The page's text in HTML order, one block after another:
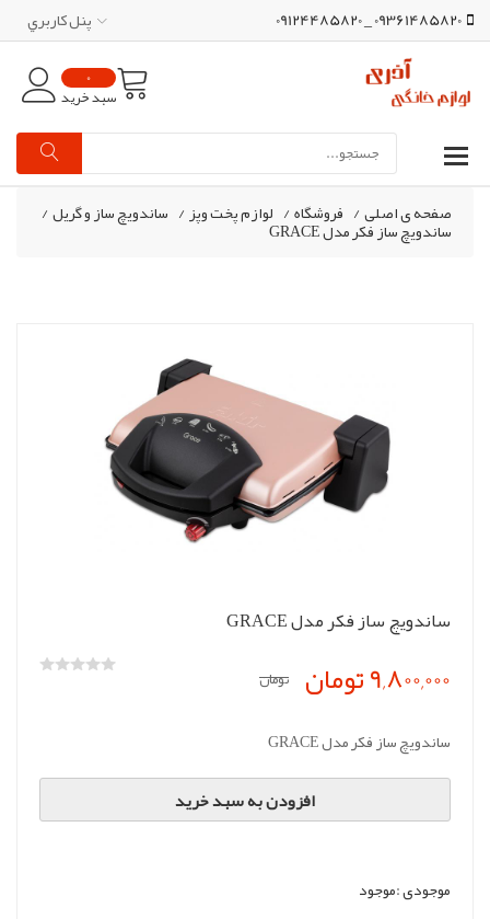
09361485820 _ 09124485820 پنل کاربري
0
سبد خرید
صفحه ی اصلی/ فروشگاه/ لوازم پخت وپز/ ساندویچ ساز و گریل/
ساندویچ ساز فکر مدل GRACE
ساندویچ ساز فکر مدل GRACE
9,800,000 تومان تومان
ساندویچ ساز فکر مدل GRACE
افزودن به سبد خرید
موجودی :موجود